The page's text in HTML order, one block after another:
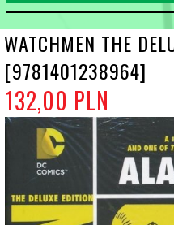
WATCHMEN THE
[9781401238964]
132,00 PLN